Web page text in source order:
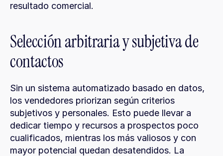
resultado comercial.
Selección arbitraria y subjetiva de
contactos
Sin un sistema automatizado basado en datos,
los vendedores priorizan según criterios
subjetivos y personales. Esto puede llevar a
dedicar tiempo y recursos a prospectos poco
cualificados, mientras los más valiosos y con
mayor potencial quedan desatendidos. La